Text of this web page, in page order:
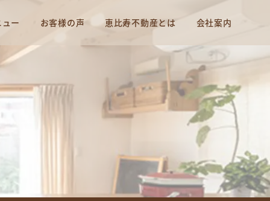
ー お客様の声 恵比寿不動産とは 会社案内